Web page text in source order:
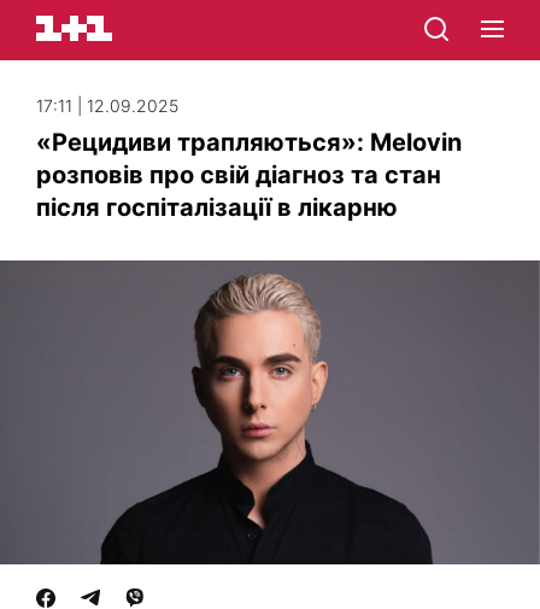
17:11 | 12.09.2025
«Рецидиви трапляються»: Melovin
розповів про свій діагноз та стан
після госпіталізації в лікарню